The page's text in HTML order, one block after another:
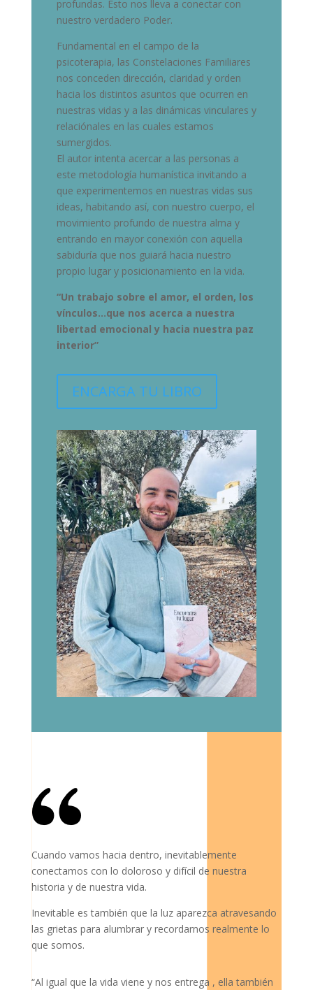
profundas. Esto nos lleva a conectar con
nuestro verdadero Poder.
Fundamental en el campo de la
psicoterapia, las Constelaciones Familiares
nos conceden dirección, claridad y orden
hacia los distintos asuntos que ocurren en
nuestras vidas y a las dinámicas vinculares y
relaciónales en las cuales estamos
sumergidos.
El autor intenta acercar a las personas a
este metodología humanística invitando a
que experimentemos en nuestras vidas sus
ideas, habitando así, con nuestro cuerpo, el
movimiento profundo de nuestra alma y
entrando en mayor conexión con aquella
sabiduría que nos guiará hacia nuestro
propio lugar y posicionamiento en la vida.
“Un trabajo sobre el amor, el orden, los
vínculos…que nos acerca a nuestra
libertad emocional y hacia nuestra paz
interior”
ENCARGA TU LIBRO
Cuando vamos hacia dentro, inevitablemente
conectamos con lo doloroso y difícil de nuestra
historia y de nuestra vida.
Inevitable es también que la luz aparezca atravesando
las grietas para alumbrar y recordarnos realmente lo
que somos.
“Al igual que la vida viene y nos entrega , ella también